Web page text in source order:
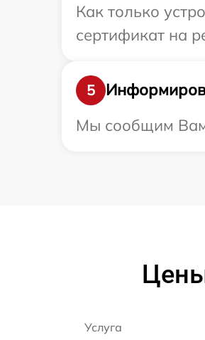
Как только
сертификат на
5
Мы сообщим Вам
Услуга